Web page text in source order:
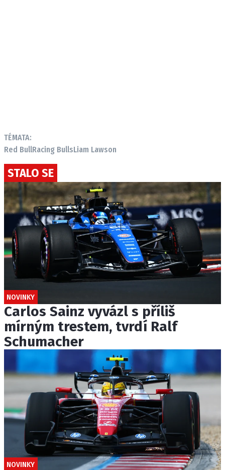
TÉMATA:
Red BullRacing BullsLiam Lawson
STALO SE
NOVINKY
Carlos Sainz vyvázl s příliš
mírným trestem, tvrdí Ralf
Schumacher
NOVINKY